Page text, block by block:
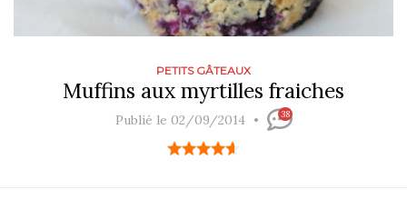
PETITS GÂTEAUX
Muffins aux myrtilles fraiches
Publié le 02/09/2014 38